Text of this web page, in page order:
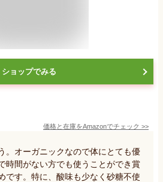
ショップでみる
価格と在庫をAmazonでチェック >>
。オーガニックなので体にとても優
時間がない方でも使うことができ賞
です。特に、酸味も少なく砂糖不使